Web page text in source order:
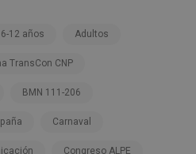
6-12 años Adultos
TransCon CNP
BMN 111-206
Carnaval
Congreso ALPE